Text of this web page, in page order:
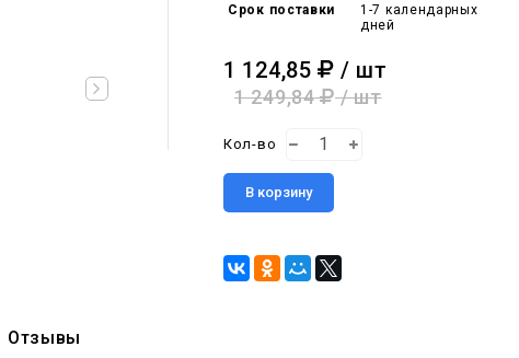
Срок поставки
1-7 календарных
дней
1 124,85 / шт
1 249,84 / шт
Кол-во
В корзину
Отзывы